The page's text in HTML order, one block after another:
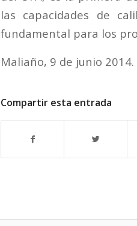
las capacidades de
fundamental para los
Maliaño, 9 de junio 2014.
Compartir esta entrada